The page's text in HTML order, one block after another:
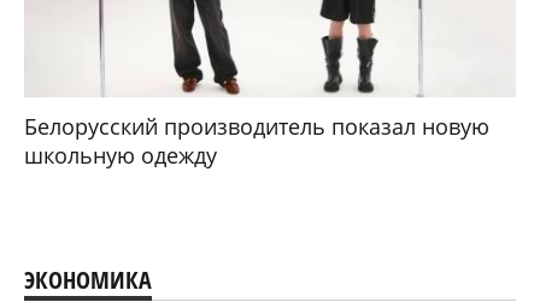
Белорусский производитель показал новую
школьную одежду
ЭКОНОМИКА